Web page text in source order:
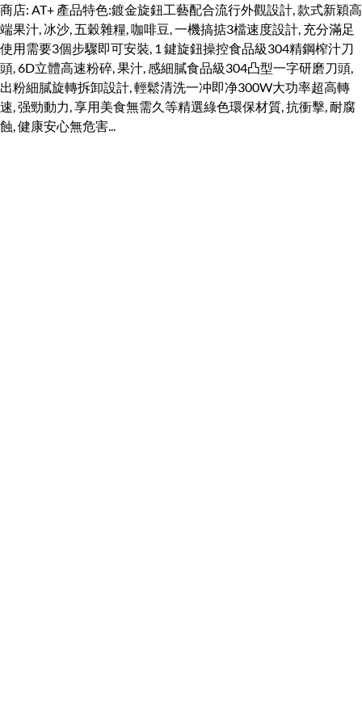
商店: AT+ 產品特色:鍍金旋鈕工藝配合流行外觀設計, 款式新穎高
端果汁, 冰沙, 五穀雜糧, 咖啡豆, 一機搞掂3檔速度設計, 充分滿足
使用需要3個步驟即可安裝, 1 鍵旋鈕操控食品級304精鋼榨汁刀
頭, 6D立體高速粉碎, 果汁, 感細膩食品級304凸型一字研磨刀頭,
出粉細膩旋轉拆卸設計, 輕鬆清洗一冲即净300W大功率超高轉
速, 强勁動力, 享用美食無需久等精選綠色環保材質, 抗衝擊, 耐腐
蝕, 健康安心無危害...